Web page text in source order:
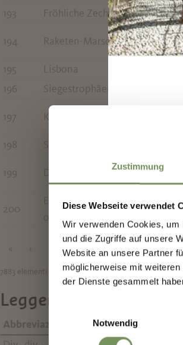
Zustimmung
Diese Webseite verwendet
Wir verwenden Cookies,
und die Zugriffe auf unsere
Website an unsere Partner
möglicherweise mit
der Dienste gesammelt
Einwilligungsauswahl
Notwendig
193
Fröhliche Zecher
194 Raketen-Marsch
195
Lisbona
196
Siegestrophäen
197 Klar zum Gefecht
198
199 Deutschlands Waffenehre
200
Erzherzog Albrecht - Marsch
« ‹ 7 8 9 10 11 12
7883 elementi su 395 pagine, visualizzati 181-200
Leggenda
Abbreviazione
Spiegazione